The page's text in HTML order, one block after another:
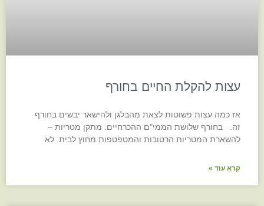
עצות להקלת החיים בחורף
אז כמה עצות פשוטות לצאת מהבלגן ולהישאר יבשים בחורף
זה. בחורף שלושת הממי"ם ההכרחיים: מתקן מטריות –
להשארת המטריות הרטובות והמטפטפות מחוץ לבית. לא
קרא עוד »